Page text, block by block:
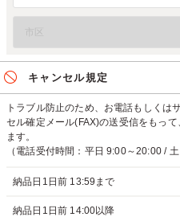
キャンセル規定
トラブル防止のため、お電話もしくは
セル確定メール(FAX)の送受信をもっ
ます。
（電話受付時間：平日 9:00～20:00 /
納品日1日前 13:59まで
納品日1日前 14:00以降